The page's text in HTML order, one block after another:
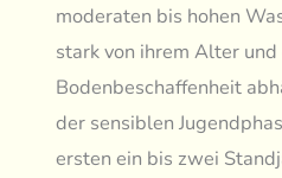
moderaten bis hohen
stark von ihrem Alter
Bodenbeschaffenheit
der sensiblen
ersten ein bis zwei